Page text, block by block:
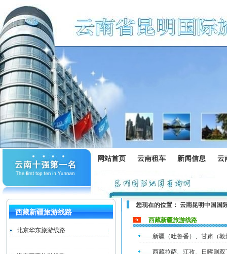
网站首页 云南租车 新闻信息 云
西藏新疆旅游线路
北京华东旅游线路
您现在的位置： 云南昆明中国国
西藏新疆旅游线路
新疆（吐鲁番）、甘肃（
西藏拉萨、江孜、日喀则